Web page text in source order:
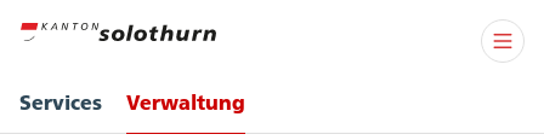
Services Verwaltung